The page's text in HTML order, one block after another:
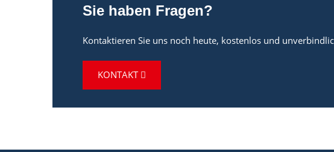
Sie haben Fragen?
Kontaktieren Sie uns noch heute, kostenlos und
KONTAKT